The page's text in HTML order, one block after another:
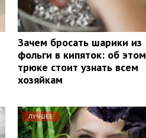
Зачем бросать шарики из
фольги в кипяток: об этом
трюке стоит узнать всем
хозяйкам
ЛУЧШЕЕ